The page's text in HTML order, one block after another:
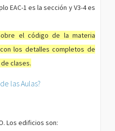
EAC-1 es la sección y V3-4 es
el código de la materia
los detalles completos de
clases.
las Aulas?
Los edificios son: